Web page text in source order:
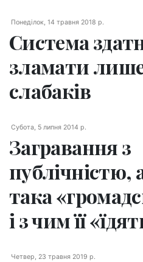
Понеділок, 14 травня 2018 р.
Система
зламати
слабаків
Субота, 5 липня 2014 р.
Загравання з
публічністю,
така
і з чим її
Четвер, 23 травня 2019 р.